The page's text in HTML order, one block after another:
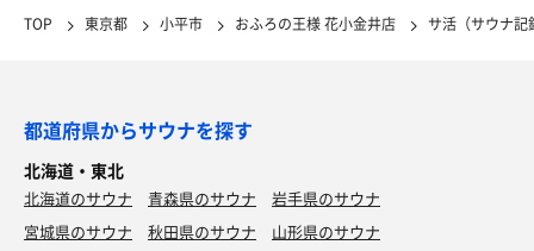
TOP 東京都 小平市 おふろの王様 花小金井店 サ活（サウナ記
都道府県からサウナを探す
北海道・東北
北海道のサウナ 青森県のサウナ
岩手県のサウナ
宮城県のサウナ
秋田県のサウナ
山形県のサウナ